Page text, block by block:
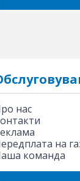
нас
на
команда